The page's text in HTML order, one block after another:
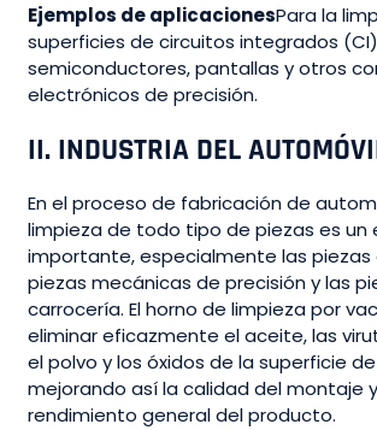
Ejemplos de aplicacionesPara la
superficies de circuitos integrados
semiconductores, pantallas y otros
electrónicos de precisión.
II. INDUSTRIA DEL
En el proceso de fabricación de
limpieza de todo tipo de piezas es un
importante, especialmente las piezas
piezas mecánicas de precisión y las
carrocería. El horno de limpieza por
eliminar eficazmente el aceite, las
el polvo y los óxidos de la superficie
mejorando así la calidad del montaje
rendimiento general del producto.